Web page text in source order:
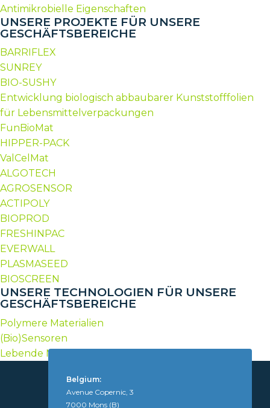
Antimikrobielle Eigenschaften
UNSERE PROJEKTE FÜR UNSERE
GESCHÄFTSBEREICHE
BARRIFLEX
SUNREY
BIO-SUSHY
Entwicklung biologisch abbaubarer Kunststofffolien
für Lebensmittelverpackungen
FunBioMat
HIPPER-PACK
ValCelMat
ALGOTECH
AGROSENSOR
ACTIPOLY
BIOPROD
FRESHINPAC
EVERWALL
PLASMASEED
BIOSCREEN
UNSERE TECHNOLOGIEN FÜR UNSERE
GESCHÄFTSBEREICHE
Polymere Materialien
(Bio)Sensoren
Lebende Materialien
Belgium:
Avenue Copernic, 3
7000 Mons (B)